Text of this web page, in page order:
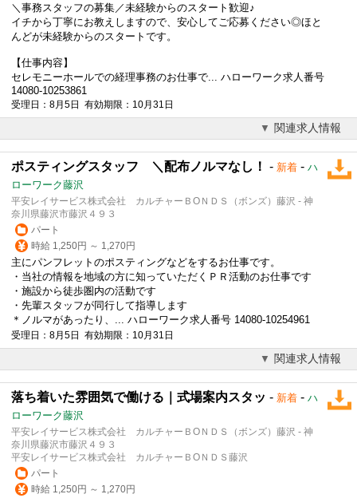
＼事務スタッフの募集／未経験からのスタート歓迎♪
イチから丁寧にお教えしますので、安心してご応募ください◎ほと
んどが未経験からのスタートです。
【仕事内容】
セレモニーホールでの経理事務のお仕事で... ハローワーク求人番号
14080-10253861
受理日：8月5日 有効期限：10月31日
関連求人情報
ポスティングスタッフ ＼配布ノルマなし！ - 新着 - ハ
ローワーク藤沢
平安レイサービス株式会社 カルチャーＢОＮＤＳ（ボンズ）藤沢 - 神
奈川県藤沢市藤沢４９３
パート
時給 1,250円 ～ 1,270円
主にパンフレットのポスティングなどをするお仕事です。
・当社の情報を地域の方に知っていただくＰＲ活動のお仕事です
・施設から徒歩圏内の活動です
・先輩スタッフが同行して指導します
＊ノルマがあったり、... ハローワーク求人番号 14080-10254961
受理日：8月5日 有効期限：10月31日
関連求人情報
落ち着いた雰囲気で働ける｜式場案内スタッ - 新着 - ハ
ローワーク藤沢
平安レイサービス株式会社 カルチャーＢОＮＤＳ（ボンズ）藤沢 - 神
奈川県藤沢市藤沢４９３
平安レイサービス株式会社 カルチャーＢОＮＤＳ藤沢
パート
時給 1,250円 ～ 1,270円